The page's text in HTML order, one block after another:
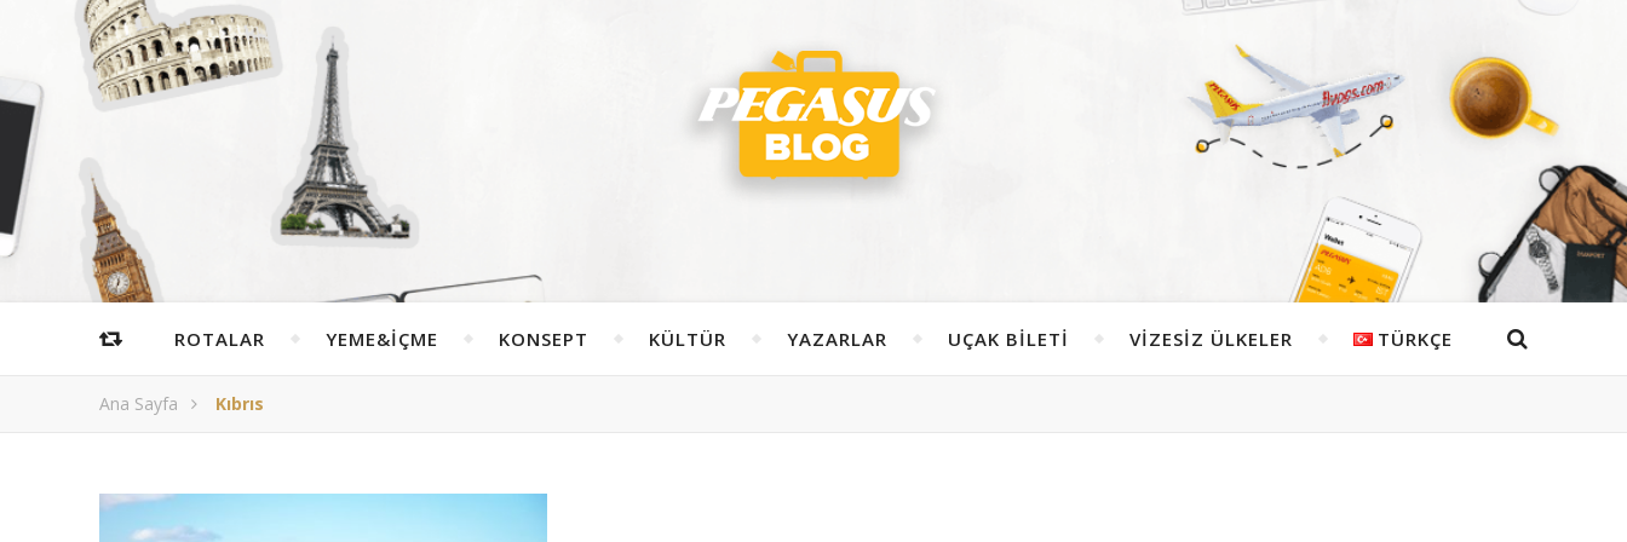
ROTALAR YEME&İÇME KONSEPT KÜLTÜR YAZARLAR UÇAK BILETI VIZESIZ ÜLKELER TÜRKÇE
Ana Sayfa Kıbrıs